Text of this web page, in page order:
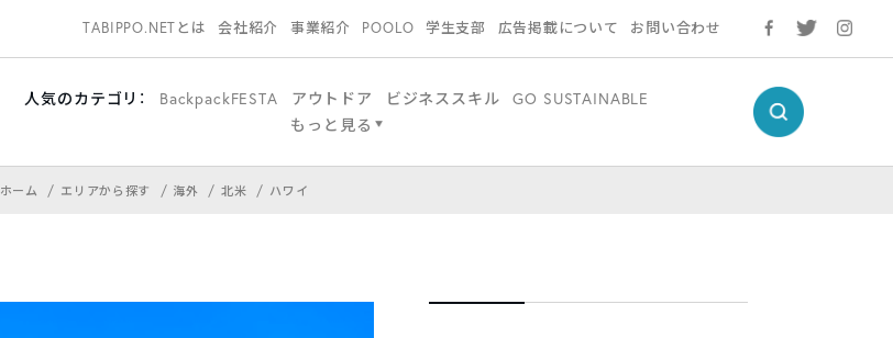
TABIPPO.NETとは 会社紹介 事業紹介 POOLO 学生支部 広告掲載について お問い合わせ
人気のカテゴリ： BackpackFESTA アウトドア ビジネススキル
GO SUSTAINABLE
もっと見る
ホーム エリアから探す 海外 北米 ハワイ